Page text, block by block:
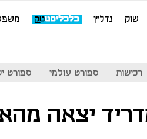
שוק נדל"ן
רכישות ספורט עולמי ספורט
יצאה